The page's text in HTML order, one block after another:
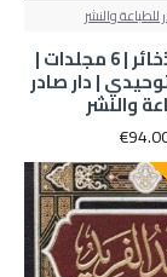
للطباعة والنشر
البصائر والذخائر | 6 مجلدات |
| دار صادر
والنشر